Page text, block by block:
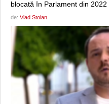
blocată în Parlament din 2022
de: Vlad Stoian